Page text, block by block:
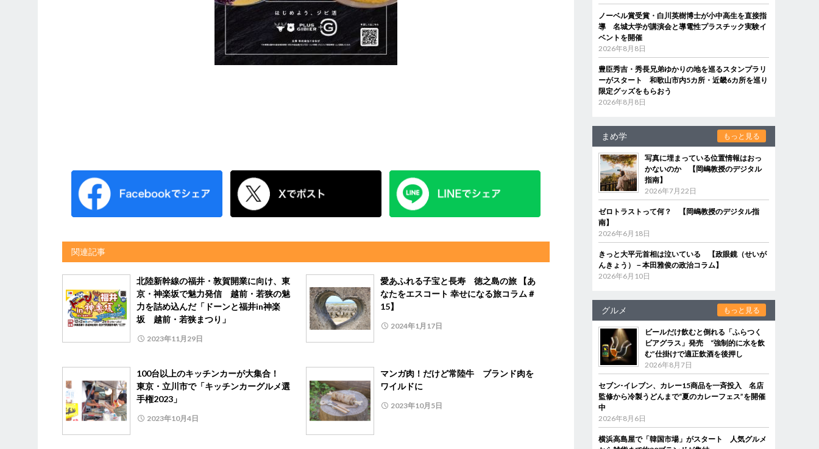
関連記事
北陸新幹線の福井・敦賀開業に向け、東
京・神楽坂で魅力発信 越前・若狭の魅
力を詰め込んだ「ドーンと福井in神楽
坂 越前・若狭まつり」
2023年11月29日
愛あふれる子宝と長寿 徳之島の旅 【あ
なたをエスコート 幸せになる旅コラム＃
15】
2024年1月17日
100台以上のキッチンカーが大集合！
東京・立川市で「キッチンカーグルメ選
手権2023」
2023年10月4日
マンガ肉！だけど常陸牛 ブランド肉を
ワイルドに
2023年10月5日
ノーベル賞受賞・白川英樹博士が小中高生を直接指
導 名城大学が講演会と導電性プラスチック実験イ
ベントを開催
2026年8月8日
豊臣秀吉・秀長兄弟ゆかりの地を巡るスタンプラリ
ーがスタート 和歌山市内5カ所・近畿6カ所を巡り
限定グッズをもらおう
2026年8月8日
まめ学 もっと見る
写真に埋まっている位置情報はおっ
かないのか 【岡嶋教授のデジタル
指南】
2026年7月22日
ゼロトラストって何？ 【岡嶋教授のデジタル指
南】
2026年6月18日
きっと大平元首相は泣いている 【政眼鏡（せいが
んきょう）－本田雅俊の政治コラム】
2026年6月10日
グルメ もっと見る
ビールだけ飲むと倒れる「ふらつく
ビアグラス」発売 “強制的に水を飲
む”仕掛けで適正飲酒を後押し
2026年8月7日
セブン‐イレブン、カレー15商品を一斉投入 名店
監修から冷製うどんまで“夏のカレーフェス”を開催
中
2026年8月6日
横浜高島屋で「韓国市場」がスタート 人気グルメ